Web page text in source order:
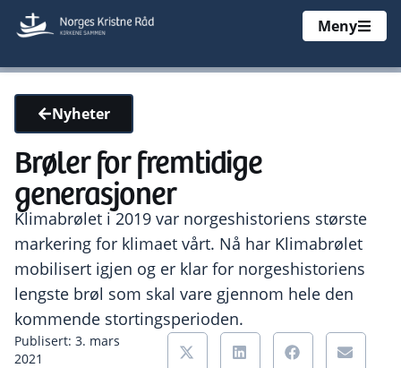
Meny
Nyheter
Brøler for fremtidige
generasjoner
Klimabrølet i 2019 var norgeshistoriens største
markering for klimaet vårt. Nå har Klimabrølet
mobilisert igjen og er klar for norgeshistoriens
lengste brøl som skal vare gjennom hele den
kommende stortingsperioden.
Publisert: 3. mars
2021